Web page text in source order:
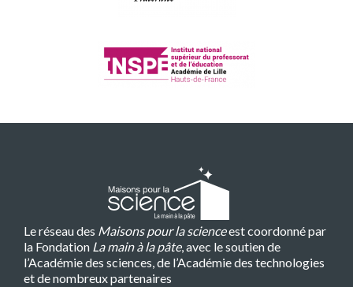
Le réseau des Maisons pour la scienceest coordonné par
la Fondation La main à la pâte, avec le soutien de
l’Académie des sciences, de l’Académie des technologies
et de nombreux partenaires